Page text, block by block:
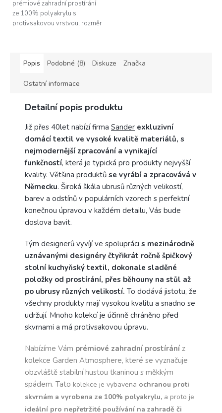
prémiové zahradní prostírání
ze 100% polyakrylu s
protivsakovou vrstvou, rozměr
Popis Podobné (8) Diskuze Značka
Ostatní informace
Detailní popis produktu
Již přes 40let nabízí firma Sander exkluzivní
domácí textil ve vysoké kvalitě materiálů, s
nejmodernější zpracování a vynikající
funkčností, která je typická pro produkty nejvyšší
kvality. Většina produktů se vyrábí a zpracovává v
Německu. Široká škála ubrusů různých velikostí,
barev a odstínů v populárních vzorech s perfektní
konečnou úpravou v každém detailu, Vás bude
doslova bavit.
Tým designerů vyvíjí ve spolupráci s mezinárodně
uznávanými designéry čtyřikrát ročně špičkový
stolní kuchyňský textil, dokonale sladěné
položky od prostírání, přes běhouny na stůl až
po ubrusy různých velikostí. To dodává jistotu, že
všechny produkty mají vysokou kvalitu a snadno se
udržují. Mnoho kolekcí je účinně chráněno před
skvrnami a má protivsakovou úpravu.
Nabízíme Vám prémiové zahradní prostírání z
kolekce Garden Atmosphere, které se vyznačuje
obzvláště stabilní hustou tkaninou s měkkým
spádem. Tato kolekce je vybavena ochranou proti
skvrnám a vyrobena ze 100% polyakrylu, a proto je
ideální pro nepřetržité používání na zahradě či